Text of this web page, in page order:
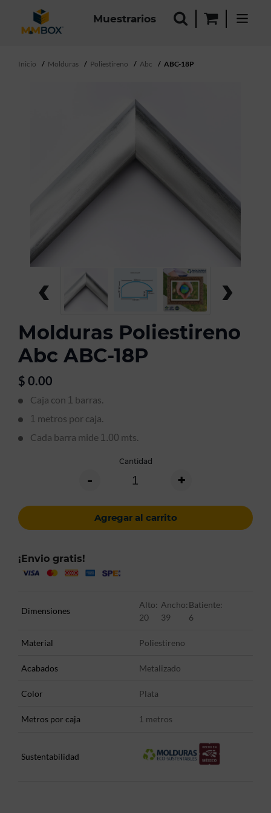
Muestrarios
Inicio Molduras Poliestireno Abc ABC-18P
‹ ›
Molduras Poliestireno
Abc ABC-18P
$ 0.00
Caja con 1 barras.
1 metros por caja.
Cada barra mide 1.00 mts.
Cantidad
- +
Agregar al carrito
¡Envio gratis!
Dimensiones
Alto:
20
Ancho:
39
Batiente:
6
Material Poliestireno
Acabados Metalizado
Color Plata
Metros por caja 1 metros
Sustentabilidad